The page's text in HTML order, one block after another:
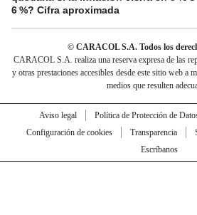
6 %? Cifra aproximada
© CARACOL S.A. Todos los
CARACOL S.A. realiza una reserva expresa de las
y otras prestaciones accesibles desde este sitio web a
medios que resulten
Aviso legal Política de Protección de
Configuración de cookies
Transparencia
Escríbanos